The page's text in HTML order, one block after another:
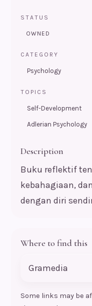
STATUS
OWNED
CATEGORY
Psychology
TOPICS
Self-Development
Adlerian Psychology
Description
Buku reflektif
kebahagiaan,
dengan diri
Where to find this
Gramedia
Some links may be